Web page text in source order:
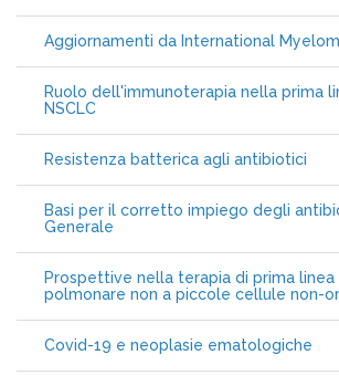
Aggiornamenti da International
Ruolo dell'immunoterapia nella prima
NSCLC
Resistenza batterica agli antibiotici
Basi per il corretto impiego degli
Generale
Prospettive nella terapia di prima
polmonare non a piccole cellule non-
Covid-19 e neoplasie ematologiche